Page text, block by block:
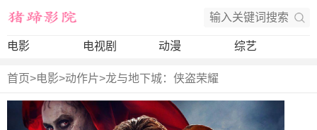
电影 电视剧 动漫 综艺
首页>电影>动作片>龙与地下城：侠盗荣耀